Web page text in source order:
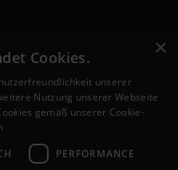
×
Cookies.
unserer
Nutzung unserer Webseite
gemäß unserer Cookie-
PERFORMANCE